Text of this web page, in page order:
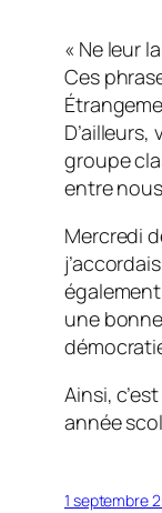
« Ne leur
Ces
groupe
entre
Mercredi
une
Ainsi,
année
1 septembre